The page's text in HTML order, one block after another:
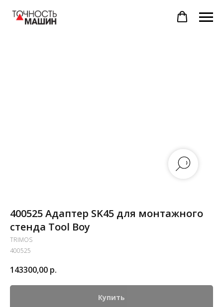
400525 Адаптер SK45 для монтажного
стенда Tool Boy
TRIMOS
400525
143300,00 р.
Купить